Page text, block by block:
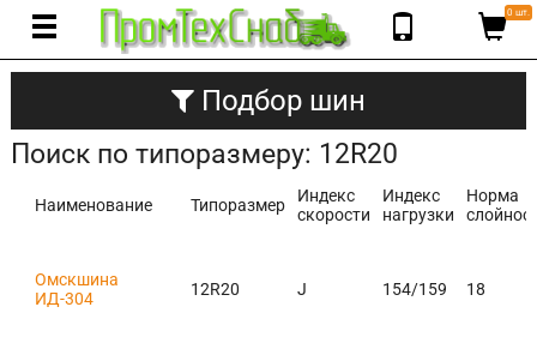
0 шт.
Подбор шин
Поиск по типоразмеру: 12R20
Наименование Типоразмер
Индекс
скорости
Индекс
нагрузки
Норма
Омскшина
ИД-304
12R20 J 154/159 18